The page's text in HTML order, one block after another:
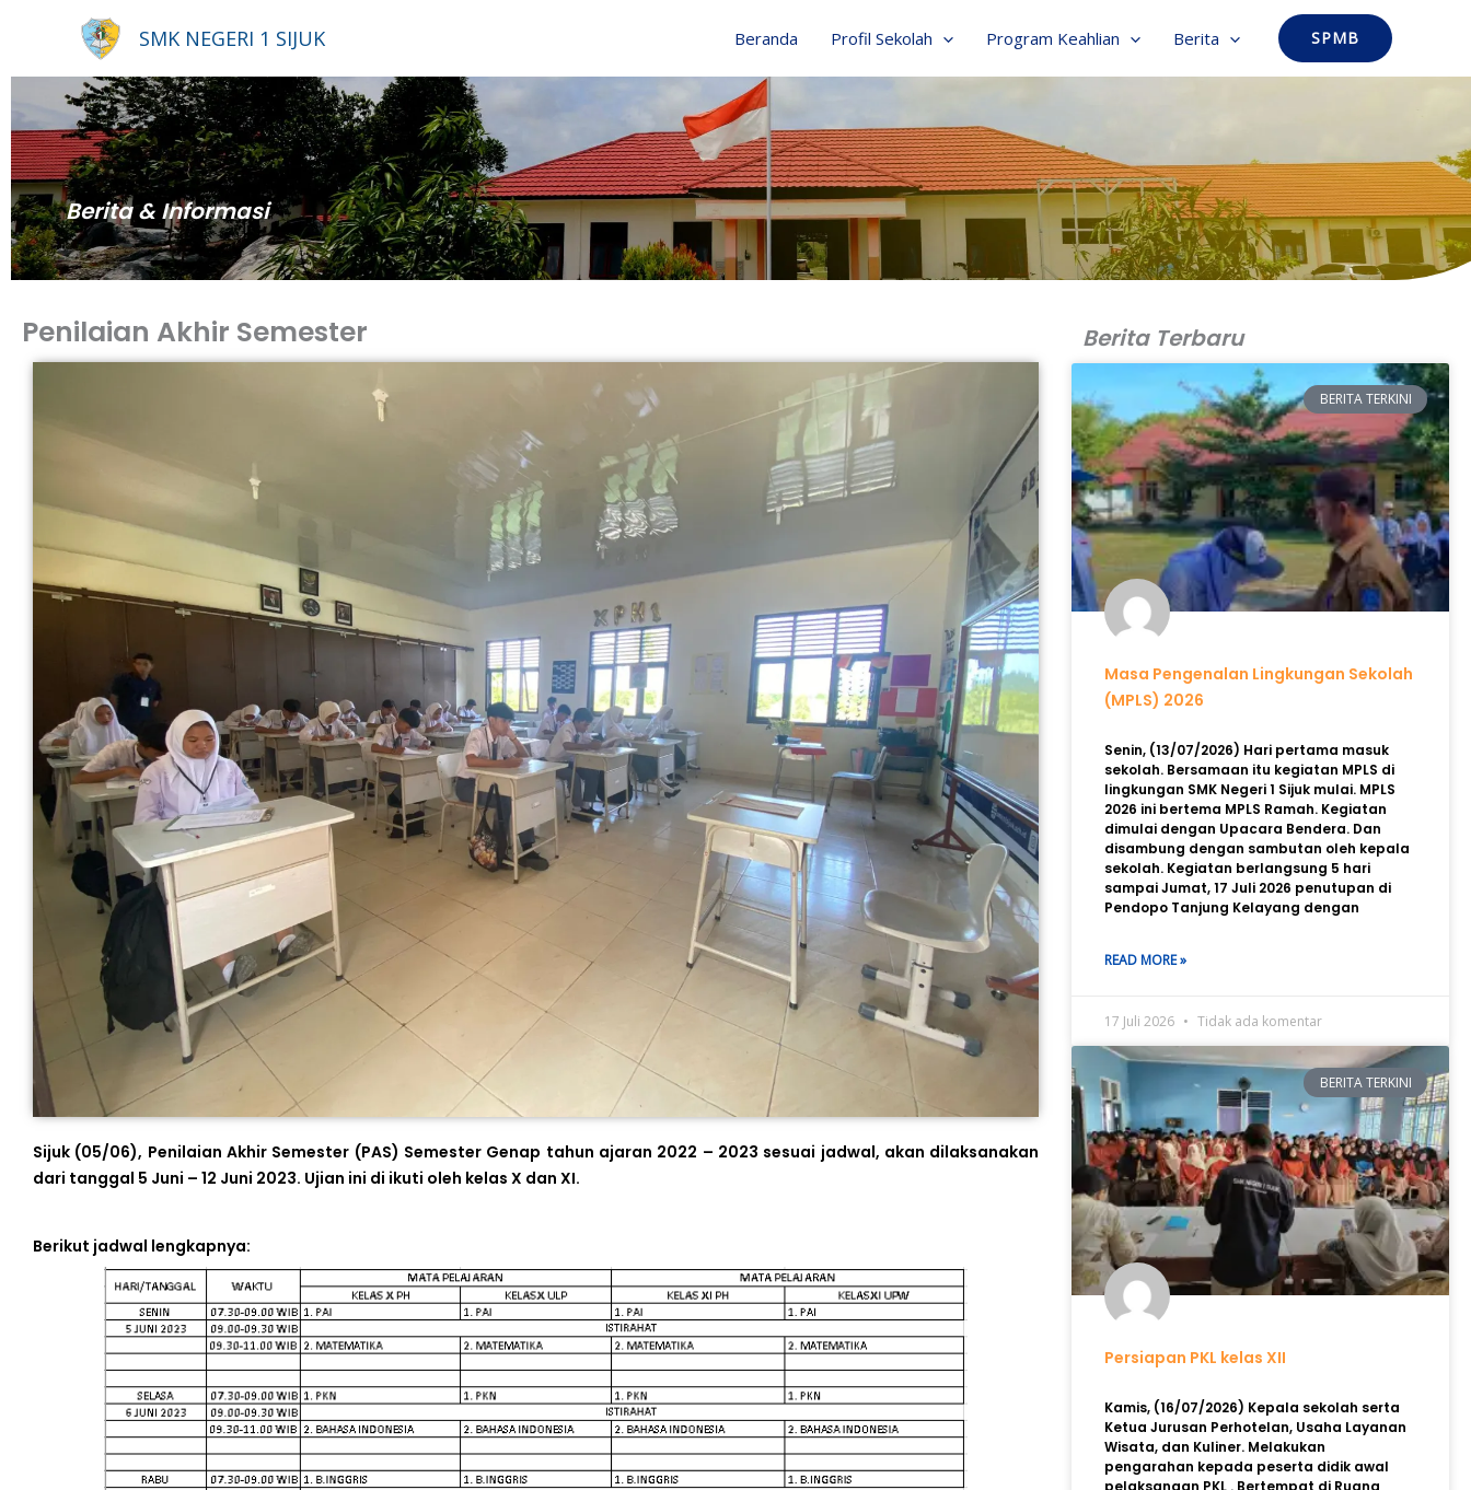
SMK NEGERI 1 SIJUK Beranda Profil Sekolah Program Keahlian Berita SPMB
Berita & Informasi
Penilaian Akhir Semester
Sijuk (05/06), Penilaian Akhir Semester (PAS) Semester Genap tahun ajaran 2022 – 2023 sesuai jadwal, akan dilaksanakan
dari tanggal 5 Juni – 12 Juni 2023. Ujian ini di ikuti oleh kelas X dan XI.
Berikut jadwal lengkapnya:
Berita Terbaru
BERITA TERKINI
Masa Pengenalan Lingkungan Sekolah
(MPLS) 2026
Senin, (13/07/2026) Hari pertama masuk
sekolah. Bersamaan itu kegiatan MPLS di
lingkungan SMK Negeri 1 Sijuk mulai. MPLS
2026 ini bertema MPLS Ramah. Kegiatan
dimulai dengan Upacara Bendera. Dan
disambung dengan sambutan oleh kepala
sekolah. Kegiatan berlangsung 5 hari
sampai Jumat, 17 Juli 2026 penutupan di
Pendopo Tanjung Kelayang dengan
READ MORE »
17 Juli 2026 Tidak ada komentar
BERITA TERKINI
Persiapan PKL kelas XII
Kamis, (16/07/2026) Kepala sekolah serta
Ketua Jurusan Perhotelan, Usaha Layanan
Wisata, dan Kuliner. Melakukan
pengarahan kepada peserta didik awal
pelaksanaan PKL . Bertempat di Ruang